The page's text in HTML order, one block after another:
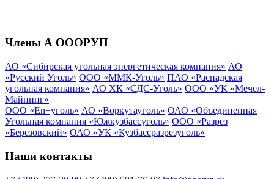
Члены А ОООРУП
АО «Сибирская угольная энергетическая компания» АО
«Русский Уголь» ООО «ММК-Уголь» ПАО «Распадская
угольная компания» АО ХК «СДС-Уголь» ООО «УК «Мечел-
Майнинг»
ООО «En+уголь» АО «Воркутауголь» ОАО «Объединенная
Угольная компания «Южкузбассуголь» ООО «Разрез
«Березовский» ОАО «УК «Кузбассразрезуголь»
Наши контакты